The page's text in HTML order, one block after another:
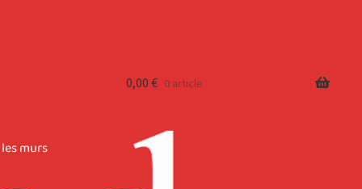
murs
0,00 € 0 article